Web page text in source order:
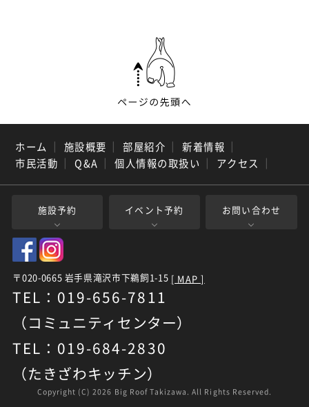
ホーム ｜ 施設概要 ｜ 部屋紹介 ｜ 新着情報 ｜
市民活動 ｜ Q&A ｜ 個人情報の取扱い ｜ アクセス ｜
施設予約 イベント予約 お問い合わせ
〒020-0665 岩手県滝沢市下鵜飼1-15 [ MAP ]
TEL：019-656-7811
（コミュニティセンター）
TEL：019-684-2830
（たきざわキッチン）
Copyright (C)2026 Big Roof Takizawa. All Rights Reserved.